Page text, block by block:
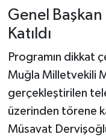
Genel
Katıldı
Programın dikkat
Muğla Milletvekili
gerçekleştirilen
üzerinden törene
Müsavat